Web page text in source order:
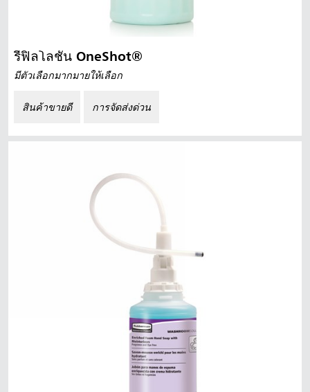
รีฟิลโลชั่น OneShot®
มีตัวเลือกมากมายให้เลือก
สินค้าขายดี การจัดส่งด่วน